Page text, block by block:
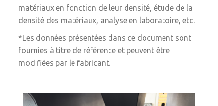
matériaux en fonction de leur densité, étude de la
densité des matériaux, analyse en laboratoire, etc.
*Les données présentées dans ce document sont
fournies à titre de référence et peuvent être
modifiées par le fabricant.